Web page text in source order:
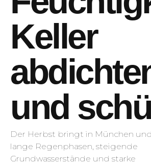
Keller
und
Der Herbst bringt in München
lange Regenphasen, steigende
Grundwasserstände und starke